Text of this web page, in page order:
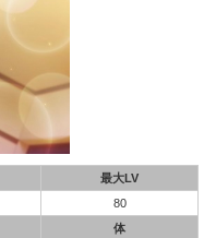
最大LV
80
体